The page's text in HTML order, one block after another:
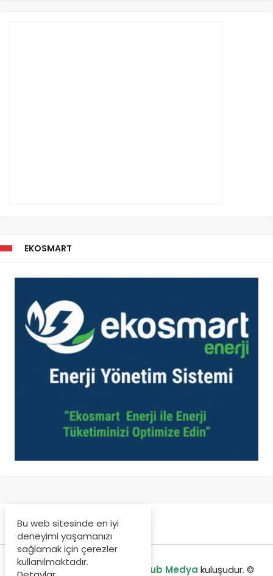
EKOSMART
enerjibulteni.com bir GreenHub Medya kuluşudur. ©
Bu web sitesinde en iyi
deneyimi yaşamanızı
sağlamak için çerezler
kullanılmaktadır.